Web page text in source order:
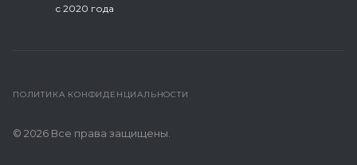
с 2020 года
ПОЛИТИКА КОНФИДЕНЦИАЛЬНОСТИ
© 2026 Все права защищены.